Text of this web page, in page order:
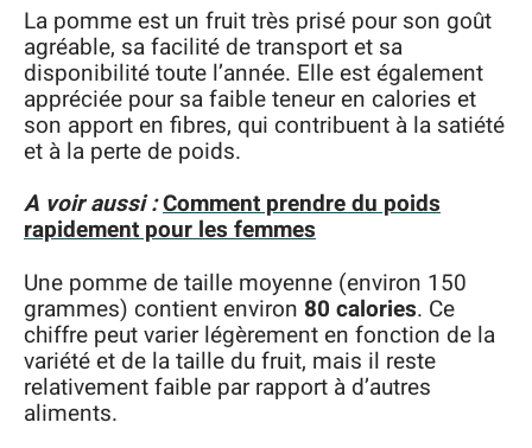
La pomme est un fruit très prisé pour son goût
agréable, sa facilité de transport et sa
disponibilité toute l’année. Elle est également
appréciée pour sa faible teneur en calories et
son apport en fibres, qui contribuent à la satiété
et à la perte de poids.
A voir aussi :Comment prendre du poids
rapidement pour les femmes
Une pomme de taille moyenne (environ 150
grammes) contient environ 80 calories. Ce
chiffre peut varier légèrement en fonction de la
variété et de la taille du fruit, mais il reste
relativement faible par rapport à d’autres
aliments.